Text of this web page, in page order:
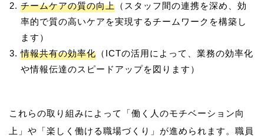
チームケアの質の向上 （スタッフ間の連携を深め、効
率的で質の高いケアを実現するチームワークを構築し
ます）
情報共有の効率化 （ICTの活用によって、業務の効率化
や情報伝達のスピードアップを図ります）
これらの取り組みによって「働く人のモチベーション向
上」や「楽しく働ける職場づくり」が進められます。職員